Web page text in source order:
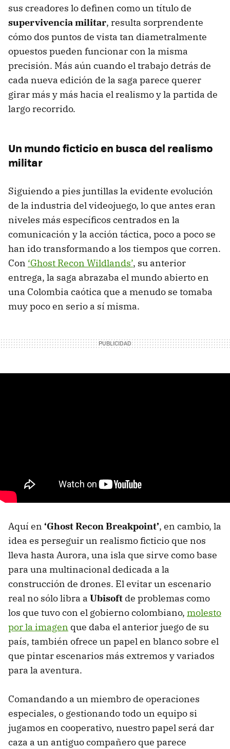
sus creadores lo definen como un título de
supervivencia militar, resulta sorprendente
cómo dos puntos de vista tan diametralmente
opuestos pueden funcionar con la misma
precisión. Más aún cuando el trabajo detrás de
cada nueva edición de la saga parece querer
girar más y más hacia el realismo y la partida de
largo recorrido.
Un mundo ficticio en busca del realismo
militar
Siguiendo a pies juntillas la evidente evolución
de la industria del videojuego, lo que antes eran
niveles más específicos centrados en la
comunicación y la acción táctica, poco a poco se
han ido transformando a los tiempos que corren.
Con ‘Ghost Recon Wildlands’, su anterior
entrega, la saga abrazaba el mundo abierto en
una Colombia caótica que a menudo se tomaba
muy poco en serio a sí misma.
Aquí en ‘Ghost Recon Breakpoint’, en cambio, la
idea es perseguir un realismo ficticio que nos
lleva hasta Aurora, una isla que sirve como base
para una multinacional dedicada a la
construcción de drones. El evitar un escenario
real no sólo libra a Ubisoft de problemas como
los que tuvo con el gobierno colombiano, molesto
por la imagen que daba el anterior juego de su
país, también ofrece un papel en blanco sobre el
que pintar escenarios más extremos y variados
para la aventura.
Comandando a un miembro de operaciones
especiales, o gestionando todo un equipo si
jugamos en cooperativo, nuestro papel será dar
caza a un antiguo compañero que parece